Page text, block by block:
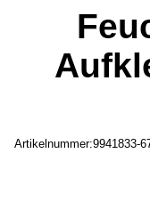
Artikelnummer:9941833-